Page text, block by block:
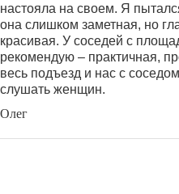
настояла на своем. Я
она слишком заметная, но
красивая. У соседей с
рекомендую – практичная,
весь подъезд и нас с
слушать женщин.
Олег